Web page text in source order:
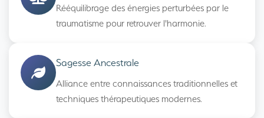
Rééquilibrage des énergies perturbées par le
traumatisme pour retrouver l'harmonie.
Sagesse Ancestrale
Alliance entre connaissances traditionnelles et
techniques thérapeutiques modernes.